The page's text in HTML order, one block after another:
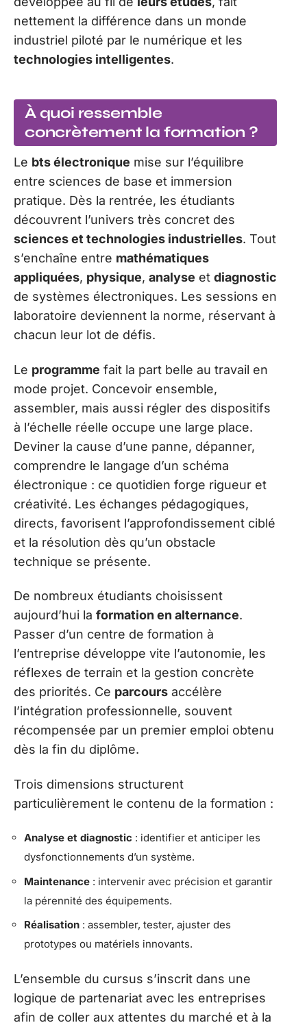
nettement la différence dans un monde
industriel piloté par le numérique et les
technologies intelligentes.
À quoi ressemble
concrètement la formation ?
Le bts électronique mise sur l’équilibre
entre sciences de base et immersion
pratique. Dès la rentrée, les étudiants
découvrent l’univers très concret des
sciences et technologies industrielles. Tout
s’enchaîne entre mathématiques
appliquées, physique, analyse et diagnostic
de systèmes électroniques. Les sessions en
laboratoire deviennent la norme, réservant à
chacun leur lot de défis.
Le programme fait la part belle au travail en
mode projet. Concevoir ensemble,
assembler, mais aussi régler des dispositifs
à l’échelle réelle occupe une large place.
Deviner la cause d’une panne, dépanner,
comprendre le langage d’un schéma
électronique : ce quotidien forge rigueur et
créativité. Les échanges pédagogiques,
directs, favorisent l’approfondissement ciblé
et la résolution dès qu’un obstacle
technique se présente.
De nombreux étudiants choisissent
aujourd’hui la formation en alternance.
Passer d’un centre de formation à
l’entreprise développe vite l’autonomie, les
réflexes de terrain et la gestion concrète
des priorités. Ce parcours accélère
l’intégration professionnelle, souvent
récompensée par un premier emploi obtenu
dès la fin du diplôme.
Trois dimensions structurent
particulièrement le contenu de la formation :
Analyse et diagnostic : identifier et anticiper les
dysfonctionnements d’un système.
Maintenance : intervenir avec précision et garantir
la pérennité des équipements.
Réalisation : assembler, tester, ajuster des
prototypes ou matériels innovants.
L’ensemble du cursus s’inscrit dans une
logique de partenariat avec les entreprises
afin de coller aux attentes du marché et à la